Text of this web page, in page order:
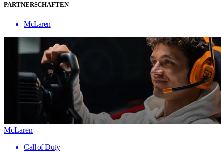
PARTNERSCHAFTEN
McLaren
McLaren
Call of Duty